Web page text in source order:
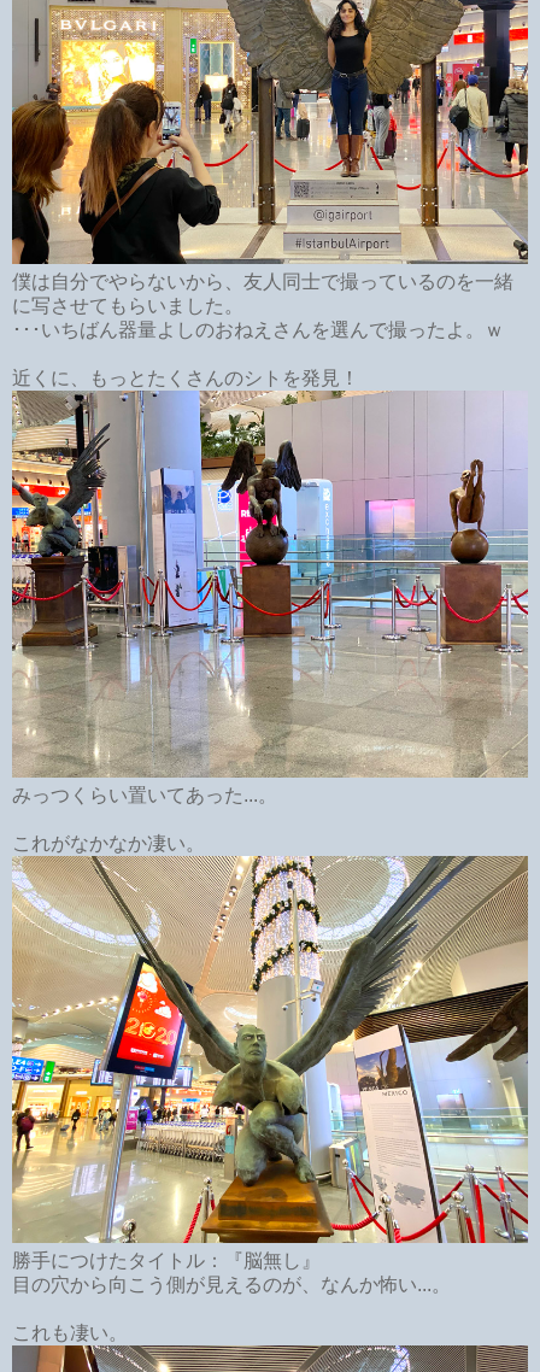
僕は自分でやらないから、友人同士で撮っているのを一緒
に写させてもらいました。
･･･いちばん器量よしのおねえさんを選んで撮ったよ。ｗ
近くに、もっとたくさんのシトを発見！
みっつくらい置いてあった...。
これがなかなか凄い。
勝手につけたタイトル：『脳無し』
目の穴から向こう側が見えるのが、なんか怖い...。
これも凄い。